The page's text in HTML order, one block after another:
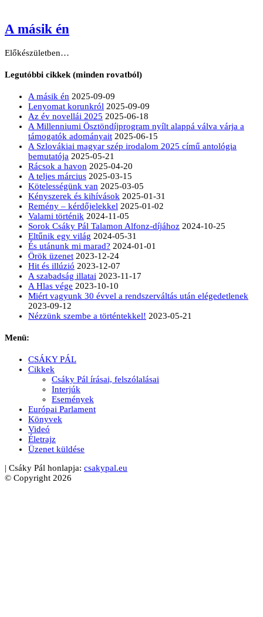
A másik én
Előkészületben…
Legutóbbi cikkek (minden rovatból)
A másik én 2025-09-09
Lenyomat korunkról 2025-09-09
Az év novellái 2025 2025-06-18
A Millenniumi Ösztöndíjprogram nyílt alappá válva várja a
támogatók adományait 2025-06-15
A Szlovákiai magyar szép irodalom 2025 című antológia
bemutatója 2025-05-21
Rácsok a havon 2025-04-20
A teljes március 2025-03-15
Kötelességünk van 2025-03-05
Kényszerek és kihívások 2025-01-31
Remény – kérdőjelekkel 2025-01-02
Valami történik 2024-11-05
Sorok Csáky Pál Talamon Alfonz-díjához 2024-10-25
Eltűnik egy világ 2024-05-31
És utánunk mi marad? 2024-01-01
Örök üzenet 2023-12-24
Hit és illúzió 2023-12-07
A szabadság illatai 2023-11-17
A Hlas vége 2023-10-10
Miért vagyunk 30 évvel a rendszerváltás után elégedetlenek
2023-09-12
Nézzünk szembe a történtekkel! 2023-05-21
Menü:
CSÁKY PÁL
Cikkek
Csáky Pál írásai, felszólalásai
Interjúk
Események
Európai Parlament
Könyvek
Videó
Életrajz
Üzenet küldése
| Csáky Pál honlapja: csakypal.eu
© Copyright 2026